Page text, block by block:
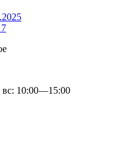
10:00—15:00